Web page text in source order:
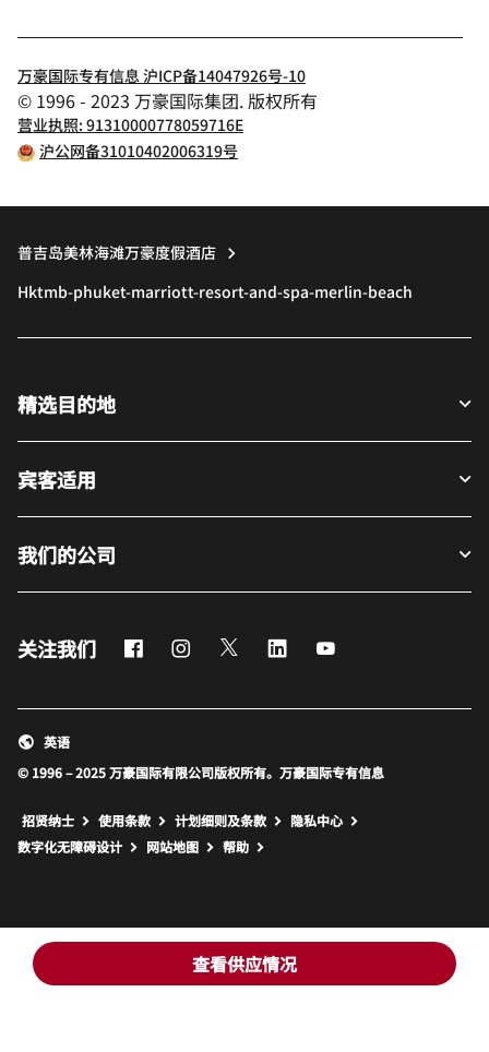
查看供应情况
万豪国际专有信息 沪ICP备14047926号-10
© 1996 - 2023 万豪国际集团. 版权所有
营业执照: 91310000778059716E
沪公网备31010402006319号
普吉岛美林海滩万豪度假酒店
Hktmb-phuket-marriott-resort-and-spa-merlin-beach
精选目的地
宾客适用
我们的公司
关注我们 FacebookInstagram
Twitter LinkedIn
© 1996 – 2025 万豪国际有限公司版权所有。万豪国际专有信息
英语
招贤纳士 使用条款 计划细则及条款
隐私中心
数字化无障碍设计
网站地图 打开新窗口
帮助